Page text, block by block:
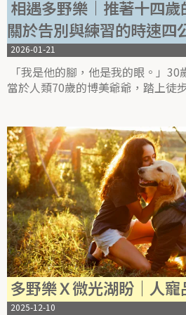
相遇多野樂｜推著十四
關於告別與練習的時速四
2026-01-21
「我是他的腳，他是我的眼。」
當於人類70歲的博美爺爺，踏上徒
多野樂Ｘ微光湖盼｜人
2025-12-10